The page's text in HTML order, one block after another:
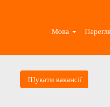
Мова